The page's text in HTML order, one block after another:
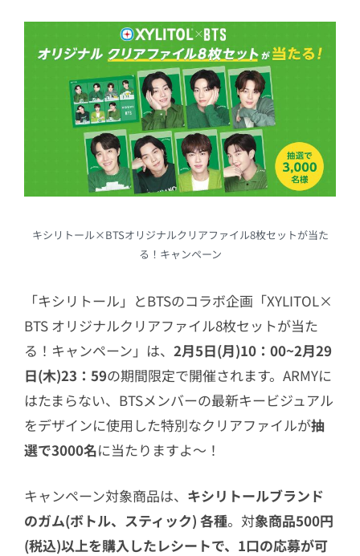
キシリトール×BTSオリジナルクリアファイル8枚セットが当た
る！キャンペーン
「キシリトール」とBTSのコラボ企画「XYLITOL×
BTS オリジナルクリアファイル8枚セットが当た
る！キャンペーン」は、 2月5日(月)10：00~2月29
日(木)23：59の期間限定で開催されます。ARMYに
はたまらない、BTSメンバーの最新キービジュアル
をデザインに使用した特別なクリアファイルが抽
選で3000名に当たりますよ～！
キャンペーン対象商品は、 キシリトールブランド
のガム(ボトル、スティック) 各種。対象商品500円
(税込)以上を購入したレシートで、1口の応募が可